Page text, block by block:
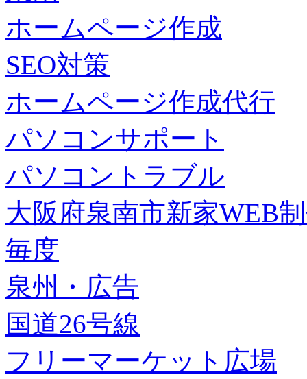
ホームページ作成
SEO対策
ホームページ作成代行
パソコンサポート
パソコントラブル
大阪府泉南市新家WEB
毎度
泉州・広告
国道26号線
フリーマーケット広場